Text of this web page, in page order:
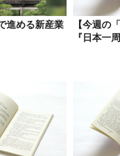
進める新産業
【今週の
『日本一